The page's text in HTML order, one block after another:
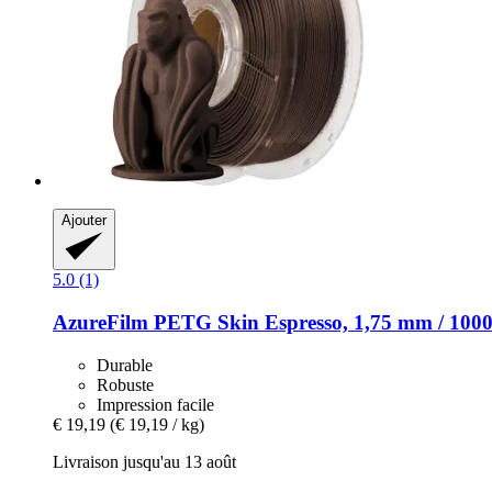
Ajouter
5.0 (1)
AzureFilm PETG Skin Espresso, 1,75 mm /
Durable
Robuste
Impression facile
€ 19,19 (€ 19,19 / kg)
Livraison jusqu'au 13 août